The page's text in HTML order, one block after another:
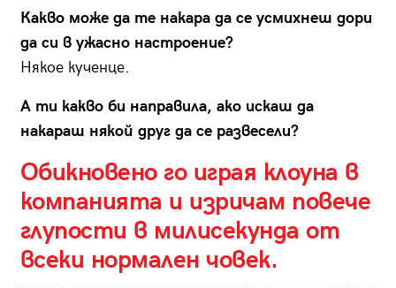
Какво може да те накара да се усмихнеш дори
да си в ужасно настроение?
Някое кученце.
А ти какво би направила, ако искаш да
накараш някой друг да се развесели?
Обикновено го играя клоуна в
компанията и изричам повече
глупости в милисекунда от
всеки нормален човек.